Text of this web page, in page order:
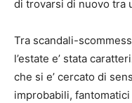
di trovarsi di nuovo tra
Tra scandali-
l’estate e’ stata
che si e’ cercato di
improbabili,